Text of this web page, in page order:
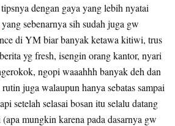
dengan gaya yang lebih nyatai
yang sebenarnya sih sudah juga gw
di YM biar banyak ketawa kitiwi, trus
yg fresh, isengin orang kantor, nyari
ngopi waaahhh banyak deh dan
juga walaupun hanya sebatas sampai
setelah selasai bosan itu selalu datang
mungkin karena pada dasarnya gw